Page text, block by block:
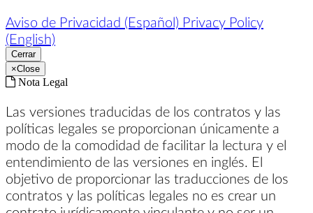
Aviso de Privacidad (Español) Privacy Policy
(English)
Cerrar
×Close
Nota Legal
Las versiones traducidas de los contratos y las
políticas legales se proporcionan únicamente a
modo de la comodidad de facilitar la lectura y el
entendimiento de las versiones en inglés. El
objetivo de proporcionar las traducciones de los
contratos y las políticas legales no es crear un